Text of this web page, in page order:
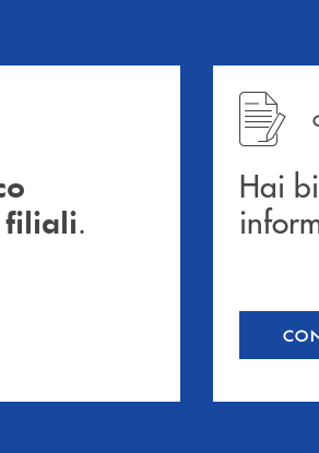
delle filiali .
filiali.
Hai
Hai